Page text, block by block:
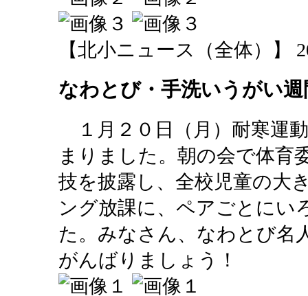
【北小ニュース（全体）】
なわとび・手洗いうがい
１月２０日（月）耐寒運
まりました。朝の会で体育
技を披露し、全校児童の大
ング放課に、ペアごとにい
た。みなさん、なわとび名
がんばりましょう！